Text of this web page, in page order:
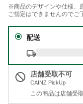
※商品のデザインや仕様、
ご指定はできませんのでご
配送
店舗受取不可
CAINZ PickUp
この商品は店舗受